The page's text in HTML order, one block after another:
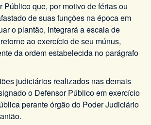
Público que, por motivo de férias ou
de suas funções na época em
o plantão, integrará a escala de
ao exercício de seu múnus,
da ordem estabelecida no parágrafo
judiciários realizados nas demais
o Defensor Público em exercício
perante órgão do Poder Judiciário